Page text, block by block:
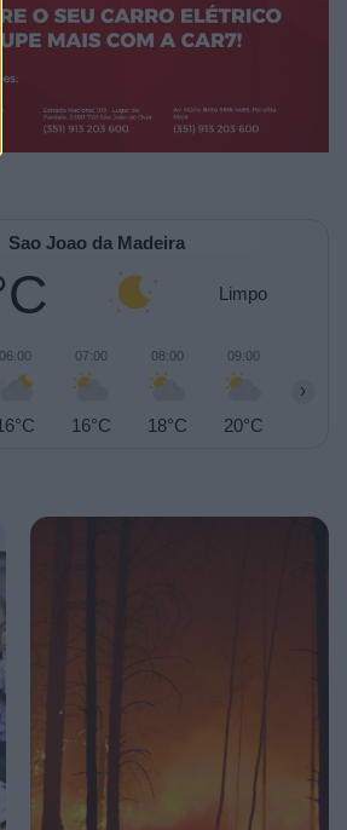
Sao Joao da Madeira
Limpo
06:00 07:00
16°C
08:00
18°C
09:00
20°C
›